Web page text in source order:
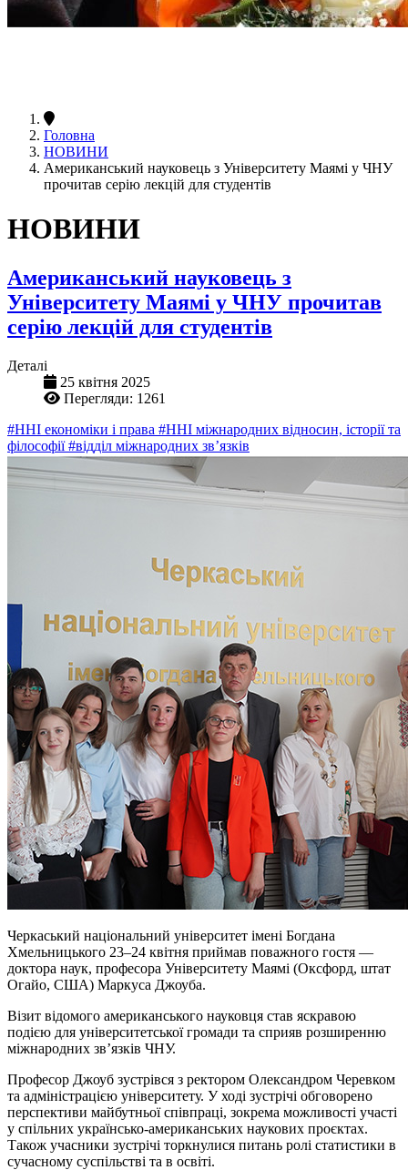
Головна
НОВИНИ
Американський науковець з Університету Маямі у ЧНУ
прочитав серію лекцій для студентів
НОВИНИ
Американський науковець з
Університету Маямі у ЧНУ прочитав
серію лекцій для студентів
Деталі
25 квітня 2025
Перегляди: 1261
#ННІ економіки і права #ННІ міжнародних відносин, історії та
філософії#відділ міжнародних зв’язків
Черкаський національний університет імені Богдана
Хмельницького 23–24 квітня приймав поважного гостя —
доктора наук, професора Університету Маямі (Оксфорд, штат
Огайо, США) Маркуса Джоуба.
Візит відомого американського науковця став яскравою
подією для університетської громади та сприяв розширенню
міжнародних зв’язків ЧНУ.
Професор Джоуб зустрівся з ректором Олександром Черевком
та адміністрацією університету. У ході зустрічі обговорено
перспективи майбутньої співпраці, зокрема можливості участі
у спільних українсько-американських наукових проєктах.
Також учасники зустрічі торкнулися питань ролі статистики в
сучасному суспільстві та в освіті.